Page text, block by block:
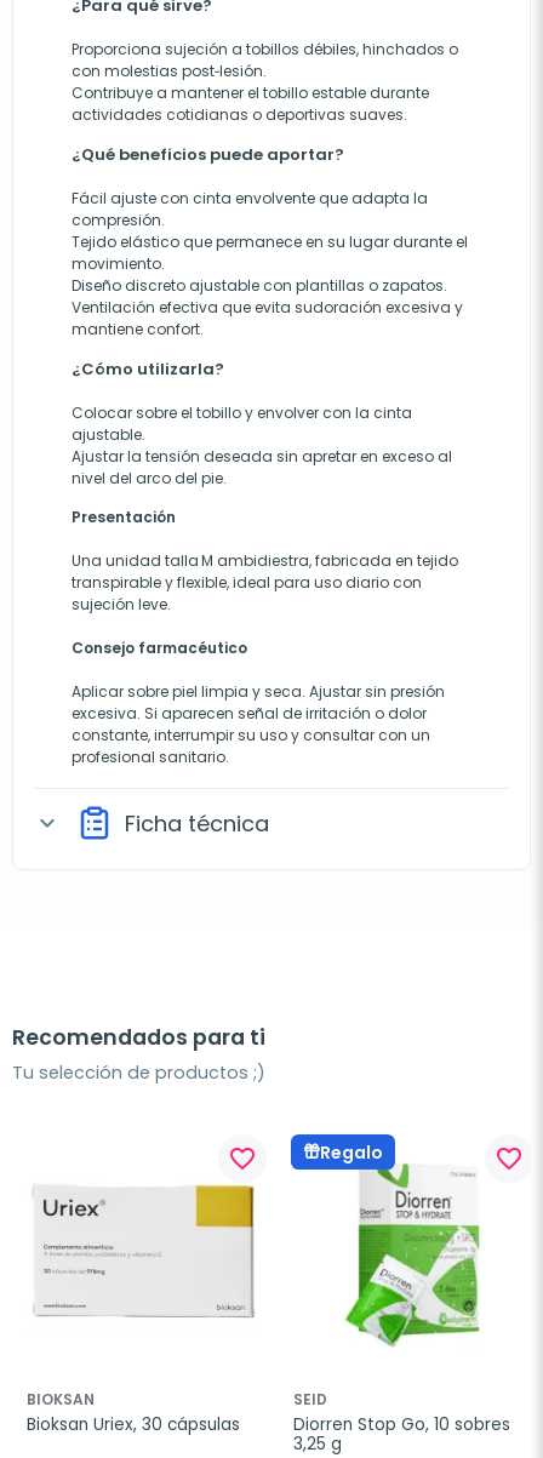
¿Para qué sirve?
Proporciona sujeción a tobillos débiles, hinchados o
con molestias post‑lesión.
Contribuye a mantener el tobillo estable durante
actividades cotidianas o deportivas suaves.
¿Qué beneficios puede aportar?
Fácil ajuste con cinta envolvente que adapta la
compresión.
Tejido elástico que permanece en su lugar durante el
movimiento.
Diseño discreto ajustable con plantillas o zapatos.
Ventilación efectiva que evita sudoración excesiva y
mantiene confort.
¿Cómo utilizarla?
Colocar sobre el tobillo y envolver con la cinta
ajustable.
Ajustar la tensión deseada sin apretar en exceso al
nivel del arco del pie.
Presentación
Una unidad talla M ambidiestra, fabricada en tejido
transpirable y flexible, ideal para uso diario con
sujeción leve.
Consejo farmacéutico
Aplicar sobre piel limpia y seca. Ajustar sin presión
excesiva. Si aparecen señal de irritación o dolor
constante, interrumpir su uso y consultar con un
profesional sanitario.
expand_more Ficha técnica
Recomendados para ti
Tu selección de productos ;)
favorite_border
BIOKSAN
Bioksan Uriex, 30 cápsulas
Regalo favorite_border
SEID
Diorren Stop Go, 10 sobres
3,25 g